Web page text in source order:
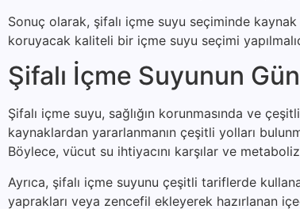
Sonuç olarak, şifalı içme suyu seçiminde
koruyacak kaliteli bir içme suyu seçimi
Şifalı İçme Suyunun
Şifalı içme suyu, sağlığın korunmasında ve
kaynaklardan yararlanmanın çeşitli yolları
Böylece, vücut su ihtiyacını karşılar ve
Ayrıca, şifalı içme suyunu çeşitli tariflerde
yaprakları veya zencefil ekleyerek hazırlanan